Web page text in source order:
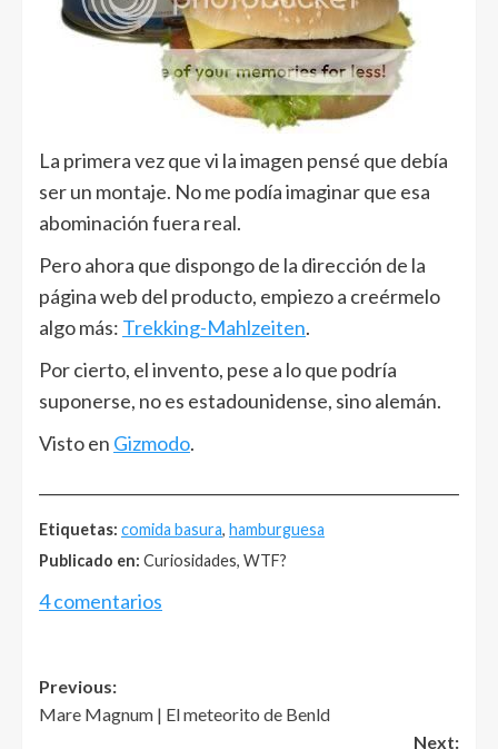
La primera vez que vi la imagen pensé que debía
ser un montaje. No me podía imaginar que esa
abominación fuera real.
Pero ahora que dispongo de la dirección de la
página web del producto, empiezo a creérmelo
algo más: Trekking-Mahlzeiten.
Por cierto, el invento, pese a lo que podría
suponerse, no es estadounidense, sino alemán.
Visto en Gizmodo.
Etiquetas: comida basura, hamburguesa
Publicado en: Curiosidades, WTF?
4 comentarios
Post
navigation
Previous:
Mare Magnum | El meteorito de Benld
Next: